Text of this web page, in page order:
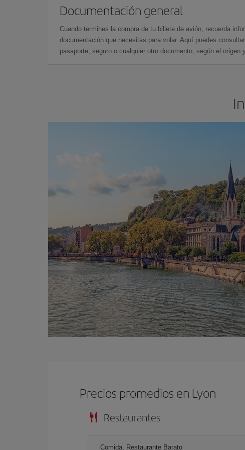
Documentación general
Cuando termines la compra de tu billete de avión, recuerda
documentación que necesitas para volar. Aquí puedes
pasaporte, seguro o cualquier otro documento, según el origen
Precios promedios en Lyon
Restaurantes
Comida, Restaurante Barato